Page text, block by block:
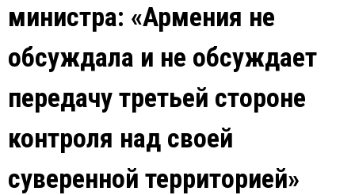
министра: «Армения не
обсуждала и не обсуждает
передачу третьей стороне
контроля над своей
суверенной территорией»